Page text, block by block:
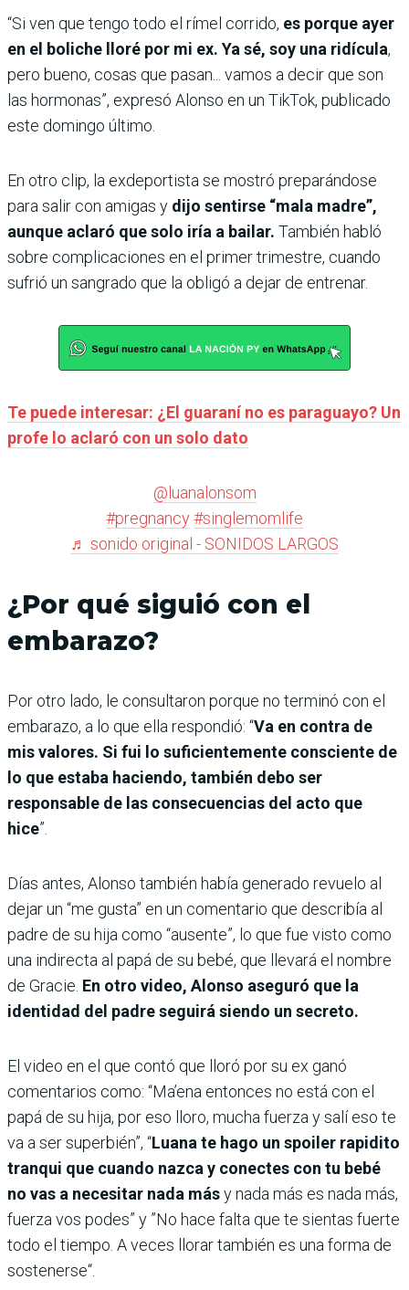
“Si ven que tengo todo el rímel corrido, es porque ayer
en el boliche lloré por mi ex. Ya sé, soy una ridícula,
pero bueno, cosas que pasan... vamos a decir que son
las hormonas”, expresó Alonso en un TikTok, publicado
este domingo último.
En otro clip, la exdeportista se mostró preparándose
para salir con amigas y dijo sentirse “mala madre”,
aunque aclaró que solo iría a bailar. También habló
sobre complicaciones en el primer trimestre, cuando
sufrió un sangrado que la obligó a dejar de entrenar.
Te puede interesar: ¿El guaraní no es paraguayo? Un
profe lo aclaró con un solo dato
@luanalonsom
#pregnancy#singlemomlife
♬ sonido original - SONIDOS LARGOS
¿Por qué siguió con el
embarazo?
Por otro lado, le consultaron porque no terminó con el
embarazo, a lo que ella respondió: “Va en contra de
mis valores. Si fui lo suficientemente consciente de
lo que estaba haciendo, también debo ser
responsable de las consecuencias del acto que
hice”.
Días antes, Alonso también había generado revuelo al
dejar un “me gusta” en un comentario que describía al
padre de su hija como “ausente”, lo que fue visto como
una indirecta al papá de su bebé, que llevará el nombre
de Gracie. En otro video, Alonso aseguró que la
identidad del padre seguirá siendo un secreto.
El video en el que contó que lloró por su ex ganó
comentarios como: “Ma’ena entonces no está con el
papá de su hija, por eso lloro, mucha fuerza y salí eso te
va a ser superbién”, “Luana te hago un spoiler rapidito
tranqui que cuando nazca y conectes con tu bebé
no vas a necesitar nada másy nada más es nada más,
fuerza vos podes” y ”No hace falta que te sientas fuerte
todo el tiempo. A veces llorar también es una forma de
sostenerse“.